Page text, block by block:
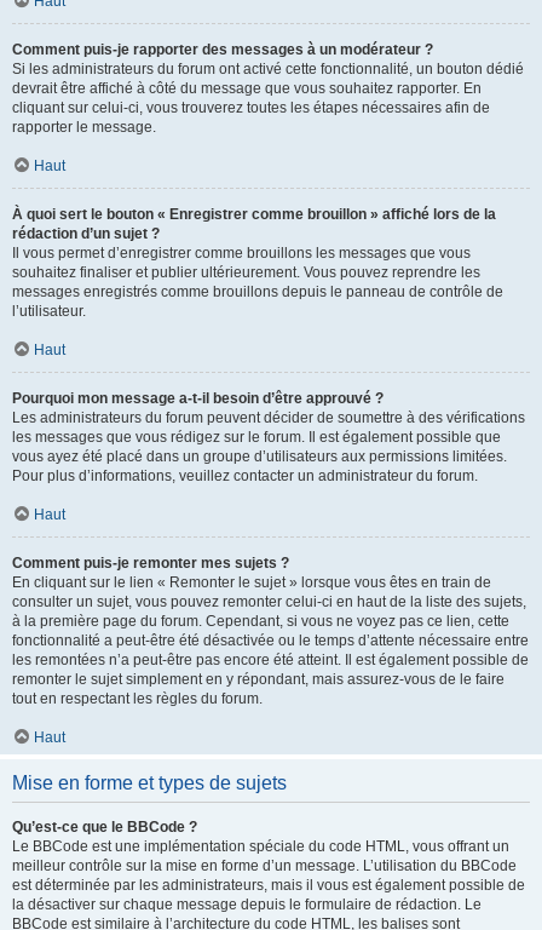
Comment puis-je rapporter des messages à un modérateur ?
Si les administrateurs du forum ont activé cette fonctionnalité, un bouton dédié
devrait être affiché à côté du message que vous souhaitez rapporter. En
cliquant sur celui-ci, vous trouverez toutes les étapes nécessaires afin de
rapporter le message.
Haut
À quoi sert le bouton « Enregistrer comme brouillon » affiché lors de la
rédaction d’un sujet ?
Il vous permet d’enregistrer comme brouillons les messages que vous
souhaitez finaliser et publier ultérieurement. Vous pouvez reprendre les
messages enregistrés comme brouillons depuis le panneau de contrôle de
l’utilisateur.
Haut
Pourquoi mon message a-t-il besoin d’être approuvé ?
Les administrateurs du forum peuvent décider de soumettre à des vérifications
les messages que vous rédigez sur le forum. Il est également possible que
vous ayez été placé dans un groupe d’utilisateurs aux permissions limitées.
Pour plus d’informations, veuillez contacter un administrateur du forum.
Haut
Comment puis-je remonter mes sujets ?
En cliquant sur le lien « Remonter le sujet » lorsque vous êtes en train de
consulter un sujet, vous pouvez remonter celui-ci en haut de la liste des sujets,
à la première page du forum. Cependant, si vous ne voyez pas ce lien, cette
fonctionnalité a peut-être été désactivée ou le temps d’attente nécessaire entre
les remontées n’a peut-être pas encore été atteint. Il est également possible de
remonter le sujet simplement en y répondant, mais assurez-vous de le faire
tout en respectant les règles du forum.
Haut
Mise en forme et types de sujets
Qu’est-ce que le BBCode ?
Le BBCode est une implémentation spéciale du code HTML, vous offrant un
meilleur contrôle sur la mise en forme d’un message. L’utilisation du BBCode
est déterminée par les administrateurs, mais il vous est également possible de
la désactiver sur chaque message depuis le formulaire de rédaction. Le
BBCode est similaire à l’architecture du code HTML, les balises sont